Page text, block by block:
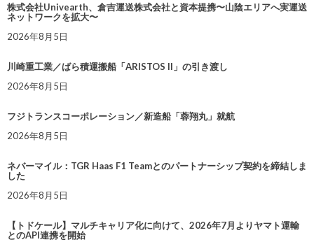
株式会社Univearth、倉吉運送株式会社と資本提携〜山陰エリアへ実運送
ネットワークを拡大〜
2026年8月5日
川崎重工業／ばら積運搬船「ARISTOS II」の引き渡し
2026年8月5日
フジトランスコーポレーション／新造船「蓉翔丸」就航
2026年8月5日
ネバーマイル：TGR Haas F1 Teamとのパートナーシップ契約を締結しま
した
2026年8月5日
【トドケール】マルチキャリア化に向けて、2026年7月よりヤマト運輸
とのAPI連携を開始